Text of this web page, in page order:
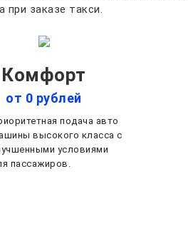
при заказе такси.
Комфорт
от 0 рублей
подача авто
высокого класса с
условиями
пассажиров.